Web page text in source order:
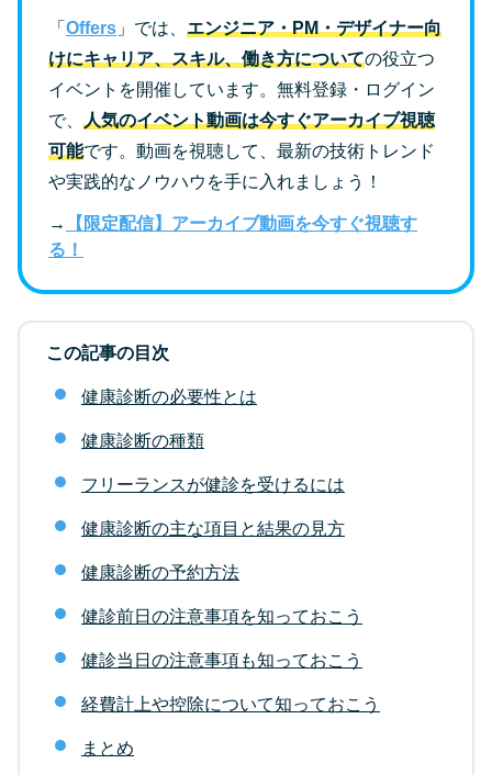
「 Offers 」では、 エンジニア・PM・デザイナー向
けにキャリア、スキル、働き方についての役立つ
イベントを開催しています。無料登録・ログイン
で、 人気のイベント動画は今すぐアーカイブ視聴
可能です。動画を視聴して、最新の技術トレンド
や実践的なノウハウを手に入れましょう！
→
【限定配信】アーカイブ動画を今すぐ視聴す
る！
この記事の目次
健康診断の必要性とは
健康診断の種類
フリーランスが健診を受けるには
健康診断の主な項目と結果の見方
健康診断の予約方法
健診前日の注意事項を知っておこう
健診当日の注意事項も知っておこう
経費計上や控除について知っておこう
まとめ